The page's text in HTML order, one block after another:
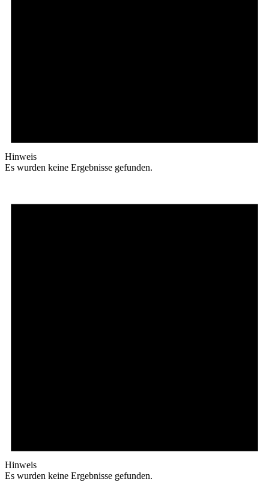
Hinweis
Es wurden keine Ergebnisse gefunden.
Hinweis
Es wurden keine Ergebnisse gefunden.